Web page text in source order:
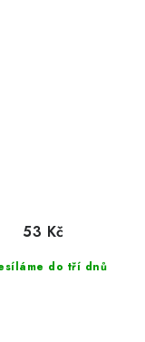
do tří dnů
53 Kč